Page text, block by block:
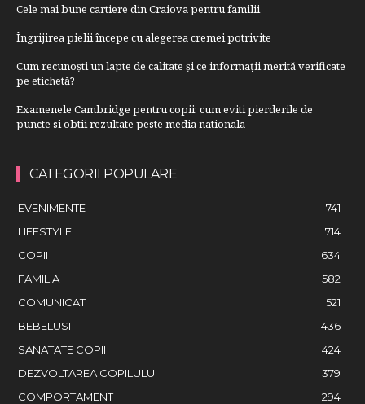
Cele mai bune cartiere din Craiova pentru familii
Îngrijirea pielii începe cu alegerea cremei potrivite
Cum recunoști un lapte de calitate și ce informații merită verificate
pe etichetă?
Examenele Cambridge pentru copii: cum eviti pierderile de
puncte si obtii rezultate peste media nationala
CATEGORII POPULARE
EVENIMENTE
741
LIFESTYLE
714
COPII
634
FAMILIA
582
COMUNICAT
521
BEBELUSI
436
SANATATE COPII
424
DEZVOLTAREA COPILULUI
379
COMPORTAMENT
294